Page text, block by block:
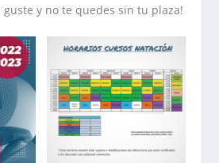
guste y no te quedes sin tu plaza!